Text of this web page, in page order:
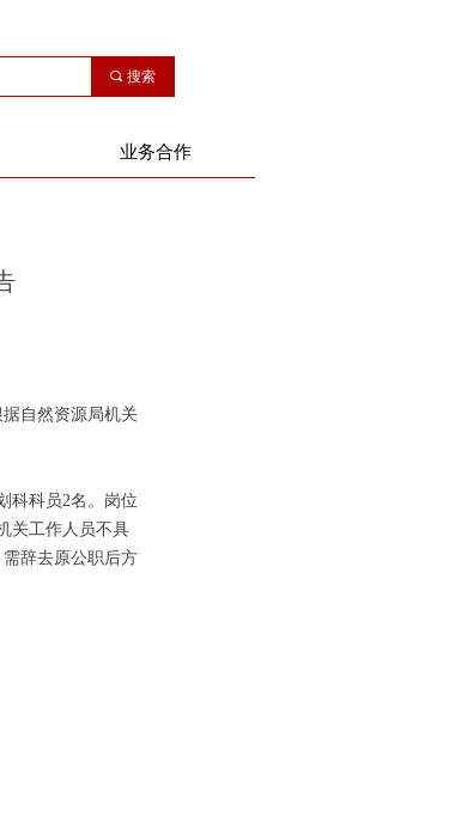
业务合作
끠 搜索
自然资源局机关
科科员2名。岗位
关工作人员不具
辞去原公职后方